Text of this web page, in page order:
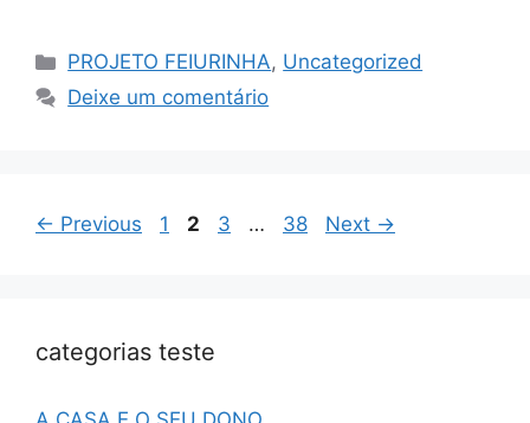
PROJETO FEIURINHA, Uncategorized
Deixe um comentário
← Previous 1 2 3 … 38 Next →
categorias teste